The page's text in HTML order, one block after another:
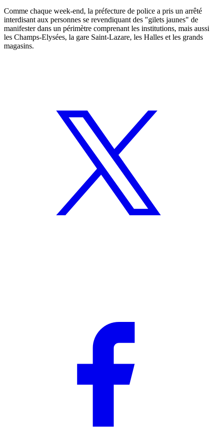
Comme chaque week-end, la préfecture de police a pris un arrêté
interdisant aux personnes se revendiquant des "gilets jaunes" de
manifester dans un périmètre comprenant les institutions, mais aussi
les Champs-Elysées, la gare Saint-Lazare, les Halles et les grands
magasins.